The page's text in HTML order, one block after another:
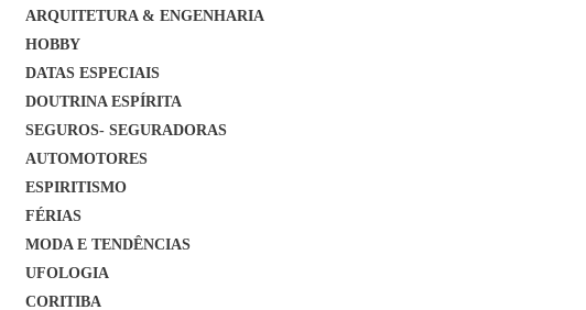
ARQUITETURA & ENGENHARIA
HOBBY
DATAS ESPECIAIS
DOUTRINA ESPÍRITA
SEGUROS- SEGURADORAS
AUTOMOTORES
ESPIRITISMO
FÉRIAS
MODA E TENDÊNCIAS
UFOLOGIA
CORITIBA